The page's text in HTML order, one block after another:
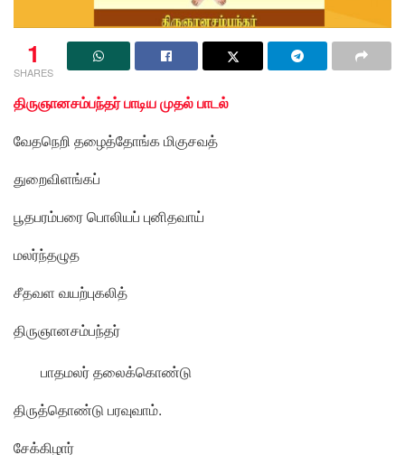
1
SHARES
திருஞானசம்பந்தர் பாடிய முதல் பாடல்
வேதநெறி தழைத்தோங்க மிகுசவத்
துறைவிளங்கப்
பூதபரம்பரை பொலியப் புனிதவாய்
மலர்ந்தழுத
சீதவள வயற்புகலித்
திருஞானசம்பந்தர்
பாதமலர் தலைக்கொண்டு
திருத்தொண்டு பரவுவாம்.
சேக்கிழார்